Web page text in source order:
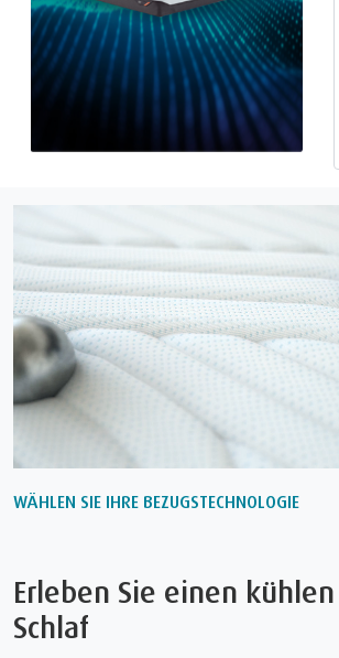
WÄHLEN SIE IHRE BEZUGSTECHNOLOGIE
Erleben Sie einen
Schlaf